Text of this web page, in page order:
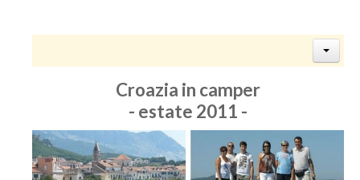
Croazia in camper
- estate 2011 -